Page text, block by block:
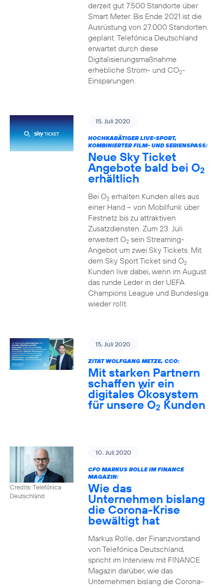
derzeit gut 7.500 Standorte über
Smart Meter. Bis Ende 2021 ist die
Ausrüstung von 27.000 Standorten
geplant. Telefónica Deutschland
erwartet durch diese
Digitalisierungsmaßnahme
erhebliche Strom- und CO2-
Einsparungen.
15. Juli 2020
HOCHKARÄTIGER LIVE-SPORT,
KOMBINIERTER FILM- UND SERIENSPASS:
Neue Sky Ticket
Angebote bald bei O2
erhältlich
Bei O2erhalten Kunden alles aus
einer Hand – von Mobilfunk über
Festnetz bis zu attraktiven
Zusatzdiensten. Zum 23. Juli
erweitert O2sein Streaming-
Angebot um zwei Sky Tickets. Mit
dem Sky Sport Ticket sind O2
Kunden live dabei, wenn im August
das runde Leder in der UEFA
Champions League und Bundesliga
wieder rollt.
15. Juli 2020
ZITAT WOLFGANG METZE, CCO:
Mit starken Partnern
schaffen wir ein
digitales Ökosystem
für unsere O2 Kunden
Credits: Telefónica
Deutschland
10. Juli 2020
CFO MARKUS ROLLE IM FINANCE
MAGAZIN:
Wie das
Unternehmen bislang
die Corona-Krise
bewältigt hat
Markus Rolle, der Finanzvorstand
von Telefónica Deutschland,
spricht im Interview mit FINANCE
Magazin darüber, wie das
Unternehmen bislang die Corona-